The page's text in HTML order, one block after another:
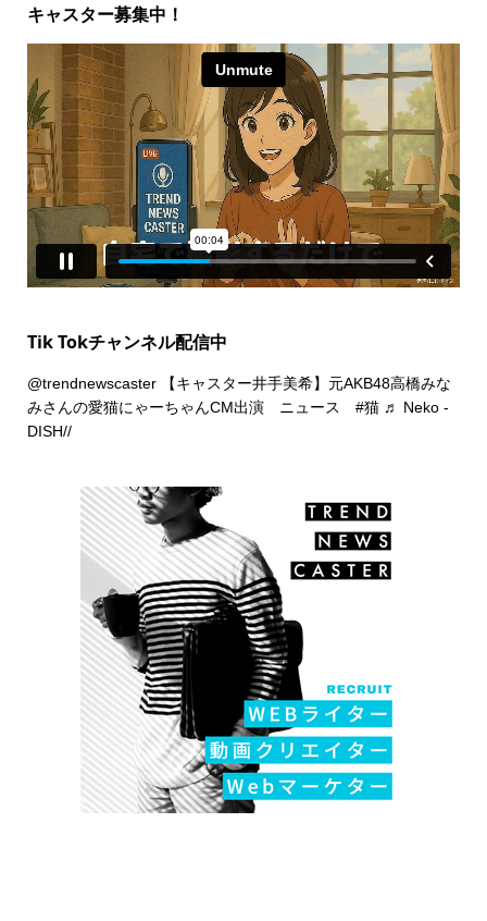
キャスター募集中！
Tik Tokチャンネル配信中
@trendnewscaster【キャスター井手美希】元AKB48高橋みな
みさんの愛猫にゃーちゃんCM出演 ニュース #猫 ♬ Neko -
DISH//